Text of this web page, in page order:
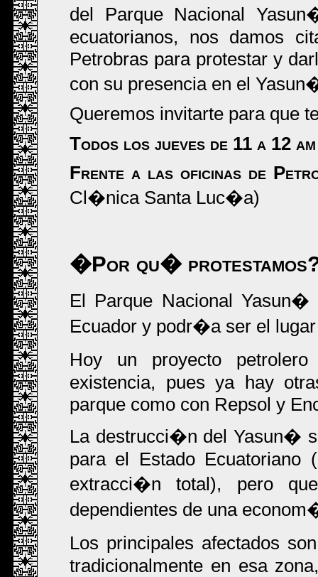
del Parque Nacional
ecuatorianos, nos damos
Petrobras para protestar y
con su presencia en el
Queremos invitarte para que
Todos los jueves de 11 a 12 am
Frente a las oficinas de
Cl�nica Santa Luc�a)
�Por qu�
El Parque Nacional
Ecuador y podr�a ser el
Hoy un proyecto
existencia, pues ya hay
parque como con Repsol y
La destrucci�n del Yasun�
para el Estado
extracci�n total), pero
dependientes de una
Los principales afectados
tradicionalmente en esa